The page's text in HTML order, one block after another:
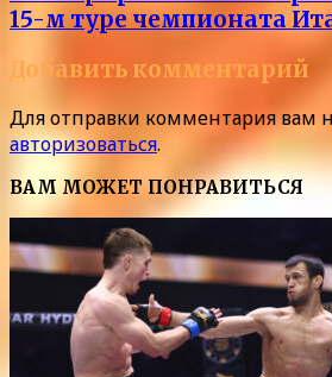
15-м туре чемпионата
Добавить комментарий
Для отправки комментария вам
авторизоваться.
ВАМ МОЖЕТ ПОНРАВИТЬСЯ